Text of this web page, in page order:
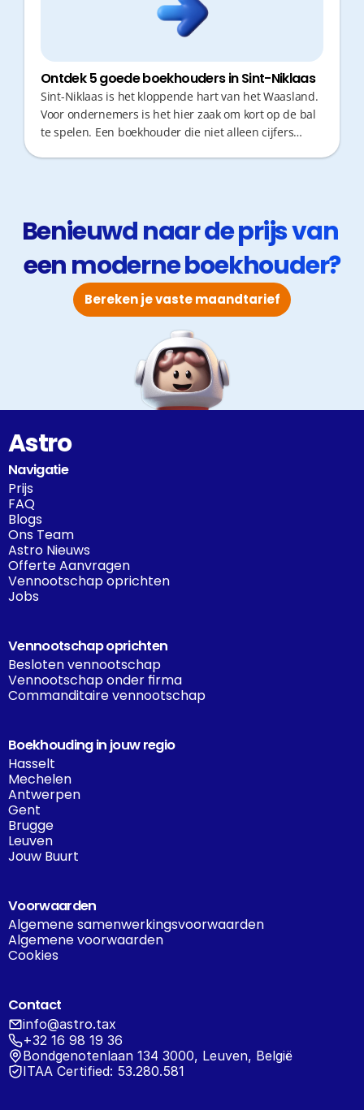
Ontdek 5 goede boekhouders in Sint-Niklaas
Sint-Niklaas is het kloppende hart van het Waasland.
Voor ondernemers is het hier zaak om kort op de bal
te spelen. Een boekhouder die niet alleen cijfers
Benieuwd naar de prijs van
een moderne boekhouder?
Bereken je vaste maandtarief
Astro
Navigatie
Prijs
FAQ
Blogs
Ons Team
Astro Nieuws
Offerte Aanvragen
Vennootschap oprichten
Jobs
Vennootschap oprichten
Besloten vennootschap
Vennootschap onder firma
Commanditaire vennootschap
Boekhouding in jouw regio
Hasselt
Mechelen
Antwerpen
Gent
Brugge
Leuven
Jouw Buurt
Voorwaarden
Algemene samenwerkingsvoorwaarden
Algemene voorwaarden
Cookies
Contact
info@astro.tax
+32 16 98 19 36
Bondgenotenlaan 134 3000, Leuven, België
ITAA Certified: 53.280.581